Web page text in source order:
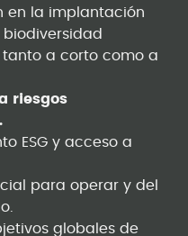
en la implantación
tanto a corto como a
riesgos
ESG y acceso a
para operar y del
globales de